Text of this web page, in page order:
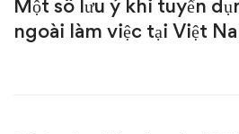
ý
Một số lưu ý khi tuyển
ngoài làm việc tại Việt